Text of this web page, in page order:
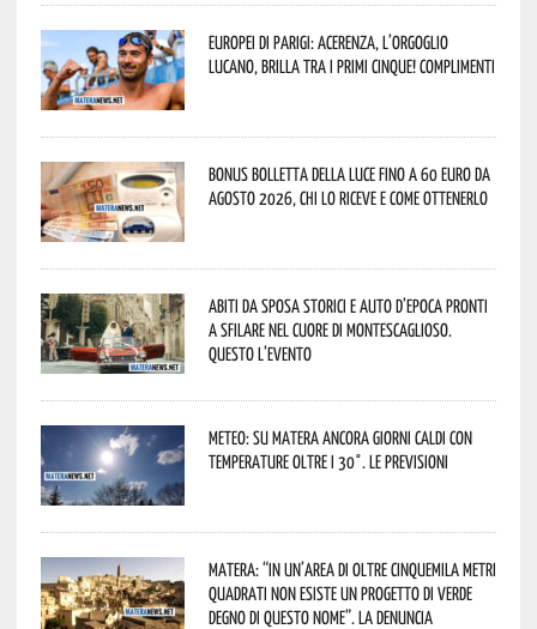
Europei di Parigi: Acerenza, l’orgoglio
lucano, brilla tra i primi cinque! Complimenti
Bonus bolletta della luce fino a 60 euro da
agosto 2026, chi lo riceve e come ottenerlo
Abiti da sposa storici e auto d’epoca pronti
a sfilare nel cuore di Montescaglioso.
Questo l’evento
Meteo: su Matera ancora giorni caldi con
temperature oltre i 30°. Le previsioni
Matera: “In un’area di oltre cinquemila metri
quadrati non esiste un progetto di verde
degno di questo nome”. La denuncia